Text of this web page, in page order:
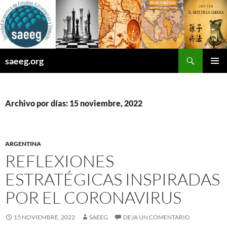
Saltar
al
contenido
saeeg.org
Archivo por días: 15 noviembre, 2022
ARGENTINA
REFLEXIONES
ESTRATÉGICAS INSPIRADAS
POR EL CORONAVIRUS
15 NOVIEMBRE, 2022 SAEEG DEJA UN COMENTARIO